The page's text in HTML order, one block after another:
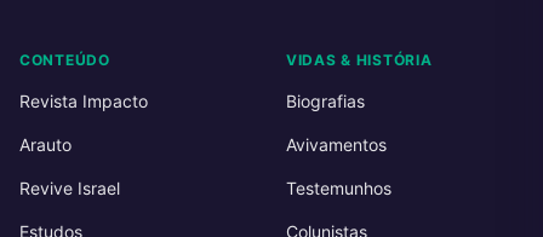
CONTEÚDO
Revista Impacto
Arauto
Revive Israel
Estudos
VIDAS & HISTÓRIA
Biografias
Avivamentos
Testemunhos
Colunistas